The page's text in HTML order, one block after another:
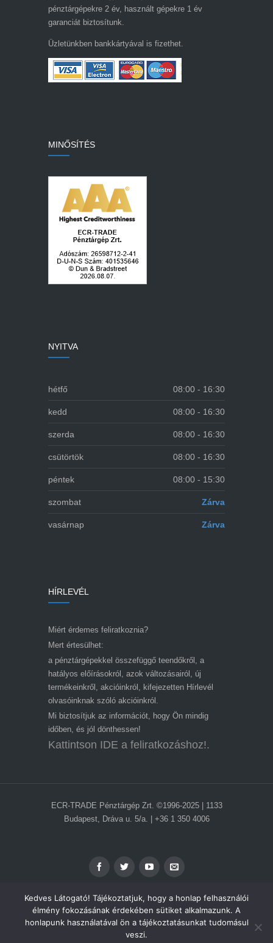
pénztárgépekre 2 év, használt gépekre 1 év
garanciát biztosítunk.
Üzletünkben bankkártyával is fizethet.
MINŐSÍTÉS
NYITVA
hétfő 08:00 - 16:30
kedd 08:00 - 16:30
szerda 08:00 - 16:30
csütörtök 08:00 - 16:30
péntek 08:00 - 15:30
szombat Zárva
vasárnap Zárva
HÍRLEVÉL
Miért érdemes feliratkoznia?
Mert értesülhet:
a pénztárgépekkel összefüggő teendőkről, a
hatályos előírásokról, azok változásairól, új
termékeinkről, akcióinkról, kifejezetten Hírlevél
olvasóinknak szóló akcióinkról.
Mi biztosítjuk az információt, hogy Ön mindig
időben, és jól dönthessen!
Kattintson IDE a feliratkozáshoz!.
ECR-TRADE Pénztárgép Zrt. ©1996-2025 | 1133
Budapest, Dráva u. 5/a. | +36 1 350 4006
ADATVÉDELEM
IMPRESSZUM
Kedves Látogató! Tájékoztatjuk, hogy a honlap felhasználói
élmény fokozásának érdekében sütiket alkalmazunk. A
honlapunk használatával ön a tájékoztatásunkat tudomásul
veszi.